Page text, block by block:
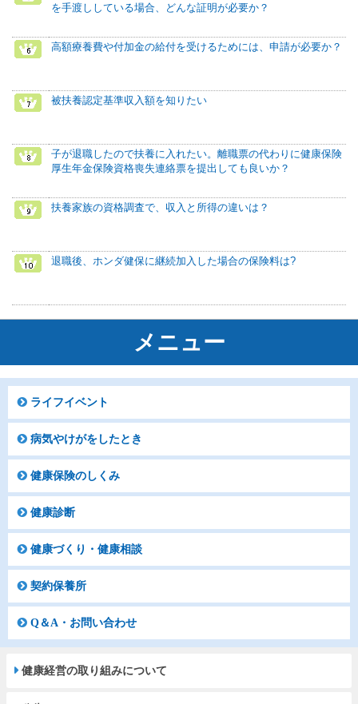
を手渡ししている場合、どんな証明が必要か？
高額療養費や付加金の給付を受けるためには、申請が必要か？
被扶養認定基準収入額を知りたい
子が退職したので扶養に入れたい。離職票の代わりに健康保険
厚生年金保険資格喪失連絡票を提出しても良いか？
扶養家族の資格調査で、収入と所得の違いは？
退職後、ホンダ健保に継続加入した場合の保険料は?
メニュー
ライフイベント
病気やけがをしたとき
健康保険のしくみ
健康診断
健康づくり・健康相談
契約保養所
Q＆A・お問い合わせ
健康経営の取り組みについて